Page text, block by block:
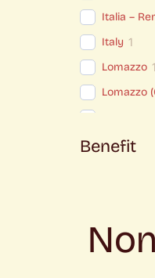
Italia –
Italy 1
Lomazzo
Lomazzo
Milan /
Benefit